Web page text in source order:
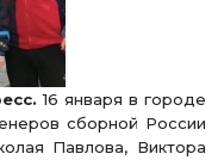
16 января в городе
сборной России
Павлова, Виктора